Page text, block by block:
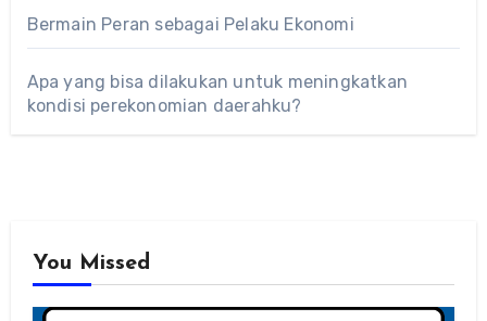
Bermain Peran sebagai Pelaku Ekonomi
Apa yang bisa dilakukan untuk meningkatkan
kondisi perekonomian daerahku?
You Missed